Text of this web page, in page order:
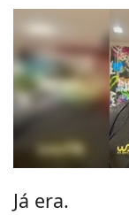
Já era.